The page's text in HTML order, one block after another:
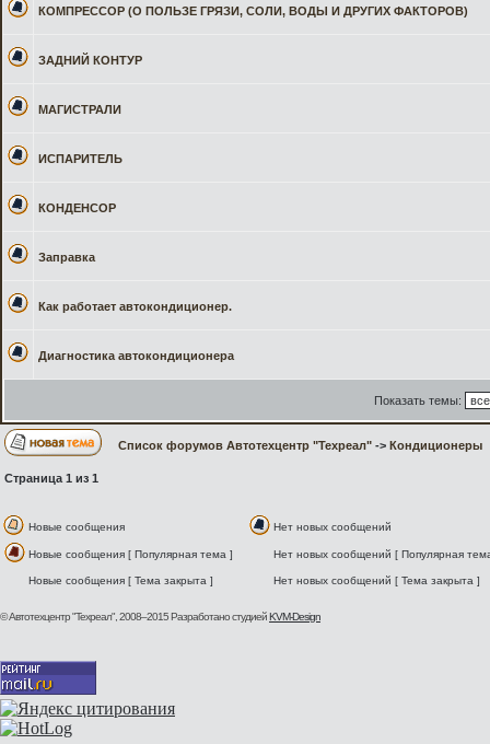
КОМПРЕССОР (О ПОЛЬЗЕ ГРЯЗИ, СОЛИ, ВОДЫ И ДРУГИХ ФАКТОРОВ)
ЗАДНИЙ КОНТУР
МАГИСТРАЛИ
ИСПАРИТЕЛЬ
КОНДЕНСОР
Заправка
Как работает автокондиционер.
Диагностика автокондиционера
Показать темы:
Список форумов Автотехцентр "Техреал" -> Кондиционеры
Страница 1 из 1
Новые сообщения Нет новых сообщений
Новые сообщения [ Популярная тема ] Нет новых сообщений [ Популярная
Новые сообщения [ Тема закрыта ] Нет новых сообщений [ Тема закрыта ]
© Автотехцентр "Техреал", 2008–2015Разработано студиейKVM-Design